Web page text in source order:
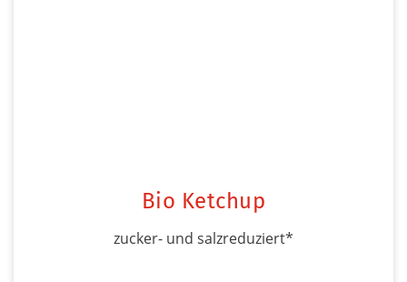
Bio Ketchup
zucker- und salzreduziert*